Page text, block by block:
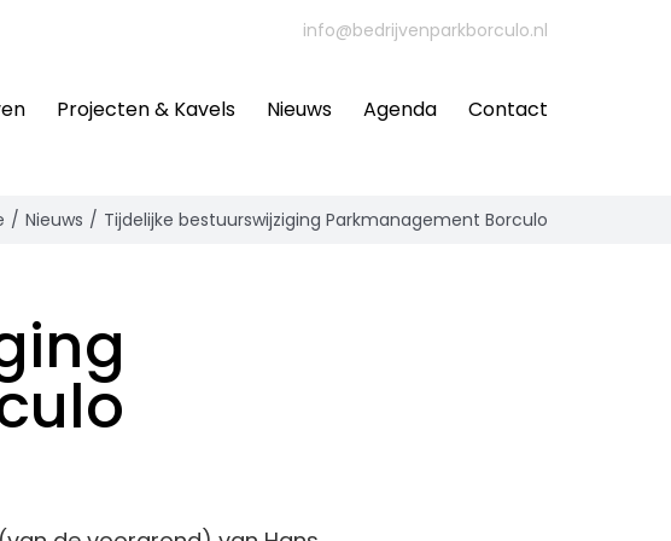
info@bedrijvenparkborculo.nl
Projecten & Kavels Nieuws Agenda Contact
Nieuws Tijdelijke bestuurswijziging Parkmanagement Borculo